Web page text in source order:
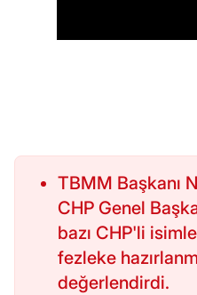
TBMM Başkanı
CHP Genel
bazı CHP'li
fezleke
değerlendirdi.